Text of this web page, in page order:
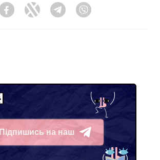
FacebookTwitter Telegram
Підпишись на наш
Telegram